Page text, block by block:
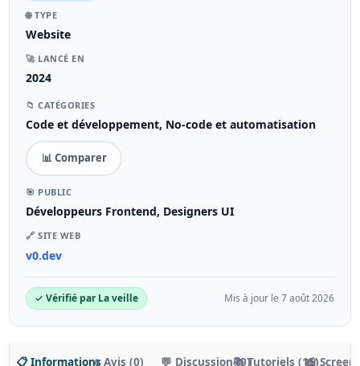
🌐 TYPE
Website
🚀 LANCÉ EN
2024
📁 CATÉGORIES
Code et développement, No-code et automatisation
📊 Comparer
🎯 PUBLIC
Développeurs Frontend, Designers UI
🔗 SITE WEB
v0.dev
✓ Vérifié par La veille Mis à jour le 7 août 2026
📋 Informations⭐ Avis (0) 💬 Discussion (0)📚 Tutoriels (15)
📸